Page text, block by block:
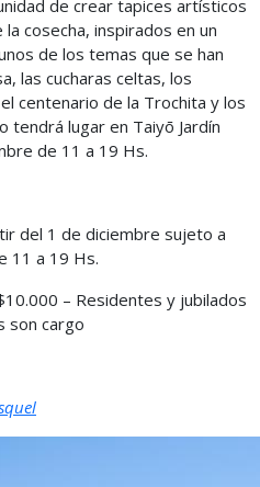
de crear tapices artísticos
cosecha, inspirados en un
de los temas que se han
las cucharas celtas, los
centenario de la Trochita y los
tendrá lugar en Taiyō Jardín
de 11 a 19 Hs.
del 1 de diciembre sujeto a
11 a 19 Hs.
– Residentes y jubilados
son cargo